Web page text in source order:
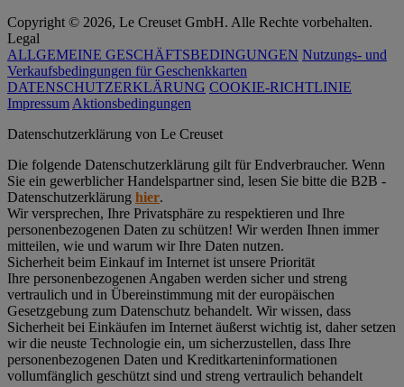
Copyright © 2026, Le Creuset GmbH. Alle Rechte vorbehalten.
Legal
ALLGEMEINE GESCHÄFTSBEDINGUNGEN Nutzungs- und
Verkaufsbedingungen für Geschenkkarten
DATENSCHUTZERKLÄRUNG COOKIE-RICHTLINIE
Impressum Aktionsbedingungen
Datenschutz­erklärung von Le Creuset
Die folgende Datenschutzerklärung gilt für Endverbraucher. Wenn
Sie ein gewerblicher Handelspartner sind, lesen Sie bitte die B2B -
Datenschutzerklärung hier.
Wir versprechen, Ihre Privatsphäre zu respektieren und Ihre
personenbezogenen Daten zu schützen! Wir werden Ihnen immer
mitteilen, wie und warum wir Ihre Daten nutzen.
Sicherheit beim Einkauf im Internet ist unsere Priorität
Ihre personenbezogenen Angaben werden sicher und streng
vertraulich und in Übereinstimmung mit der europäischen
Gesetzgebung zum Datenschutz behandelt. Wir wissen, dass
Sicherheit bei Einkäufen im Internet äußerst wichtig ist, daher setzen
wir die neuste Technologie ein, um sicherzustellen, dass Ihre
personenbezogenen Daten und Kreditkarteninformationen
vollumfänglich geschützt sind und streng vertraulich behandelt